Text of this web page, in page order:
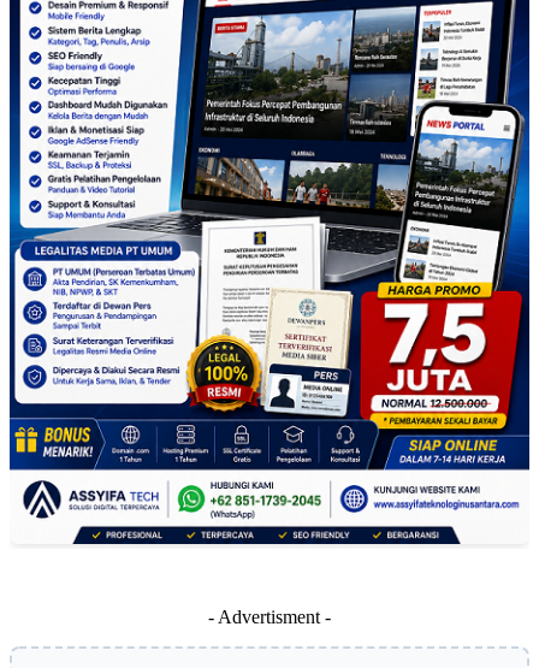
- Advertisment -